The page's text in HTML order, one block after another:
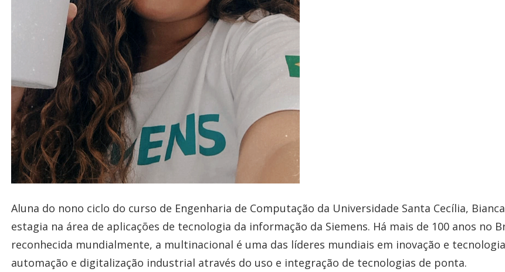
Aluna do nono ciclo do curso de Engenharia de Computação da Universidade Santa Cecília,
estagia na área de aplicações de tecnologia da informação da Siemens. Há mais de 100 anos no
reconhecida mundialmente, a multinacional é uma das líderes mundiais em inovação e
automação e digitalização industrial através do uso e integração de tecnologias de ponta.